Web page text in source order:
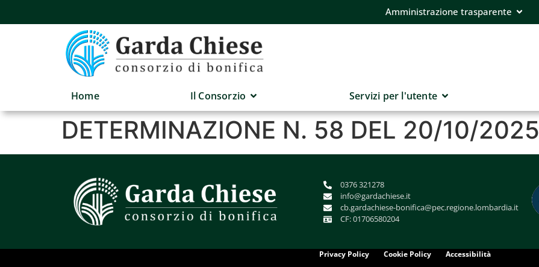
Amministrazione trasparente
Home Il Consorzio Servizi per l'utente
DETERMINAZIONE N. 58 DEL 20/10/2025
0376 321278
info@gardachiese.it
cb.gardachiese-bonifica@pec.regione.lombardia.it
CF: 01706580204
Privacy Policy Cookie Policy Accessibilità